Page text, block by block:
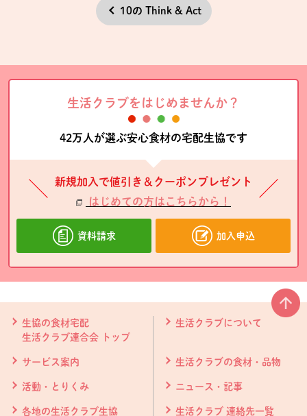
10の Think & Act
生活クラブをはじめませんか？
42万人が選ぶ安心食材の宅配生協です
新規加入で値引き＆クーポンプレゼント
はじめての方はこちらから！
資料請求 加入申込
生協の食材宅配
生活クラブ連合会 トップ
生活クラブについて
サービス案内 生活クラブの食材・品物
活動・とりくみ ニュース・記事
各地の生活クラブ生協 生活クラブ 連絡先一覧